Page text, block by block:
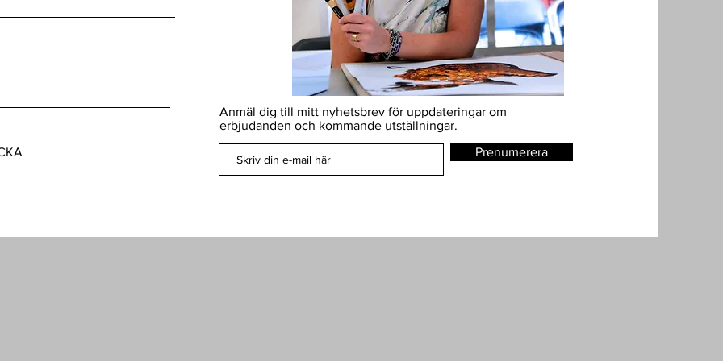
Anmäl dig till mitt nyhetsbrev för uppdateringar om
erbjudanden och kommande utställningar.
Prenumerera